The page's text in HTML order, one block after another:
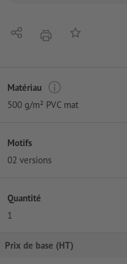
PartagerimprimerAjouter à liste
Matériau
500 g/m² PVC mat
Motifs
02 versions
Quantité
1
Prix de base (HT)